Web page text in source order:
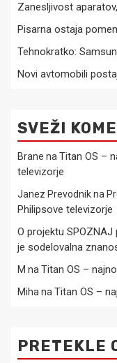
Zanesljivost
Pisarna ostaja
Tehnokratko:
Novi avtomobili
SVEŽI
Brane na Titan OS –
televizorje
Janez Prevodnikna
Philipsove televizorje
O projektu
je sodelovalna
M na Titan OS –
Miha na Titan OS –
PRETEKLE